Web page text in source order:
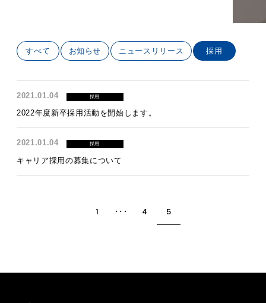
すべて お知らせ ニュースリリース 採用
2021.01.04 採用
2022年度新卒採用活動を開始します。
2021.01.04 採用
キャリア採用の募集について
1 ･･･ 4 5